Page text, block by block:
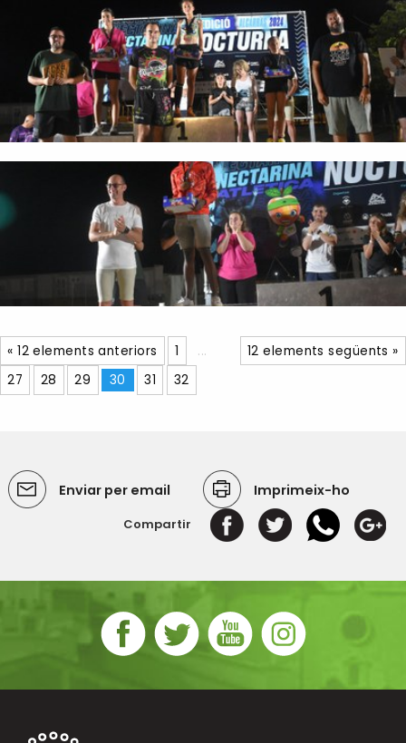
« 12 elements anteriors 12 elements següents »
1
...
27
28 29 30 31 32
Enviar per email Imprimeix-ho
Compartir